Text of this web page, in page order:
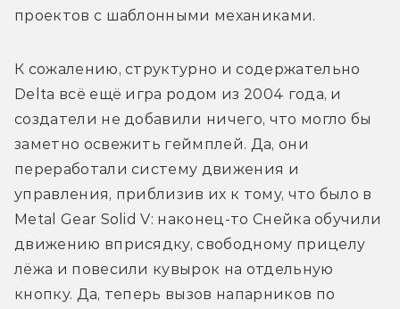
проектов с шаблонными механиками.
К сожалению, структурно и содержательно
Delta всё ещё игра родом из 2004 года, и
создатели не добавили ничего, что могло бы
заметно освежить геймплей. Да, они
переработали систему движения и
управления, приблизив их к тому, что было в
Metal Gear Solid V: наконец-то Снейка обучили
движению вприсядку, свободному прицелу
лёжа и повесили кувырок на отдельную
кнопку. Да, теперь вызов напарников по